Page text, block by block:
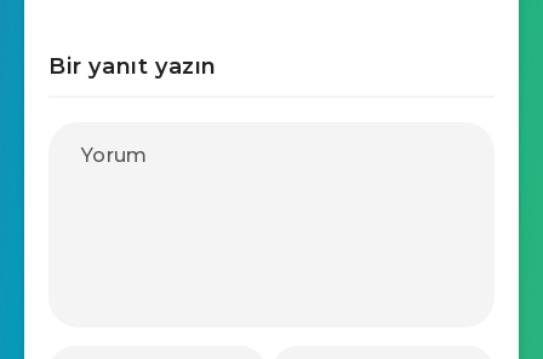
Bir yanıt yazın